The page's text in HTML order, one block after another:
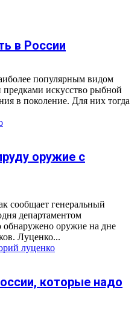
в России
популярным видом
искусство рыбной
в поколение. Для них тогда
оружие с
сообщает генеральный
департаментом
оружие на дне
Луценко...
луценко
которые надо